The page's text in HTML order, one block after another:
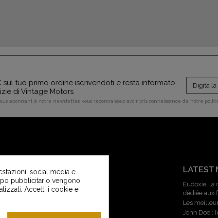
sul tuo primo ordine iscrivendoti e resta informato
di Vintage Motors
abonnant à notre newsletter, vous reconnaissez avoir pris connaissance de notre
SERVIZIO CLIENTI
Contattaci
Servizio clienti di Vintage Motors
Consegne e ritorni
LATEST
Eudoxie, la
dédiée aux
Les
John Doe :
social media e
pubblicitario vengono
Accetti i cookie e